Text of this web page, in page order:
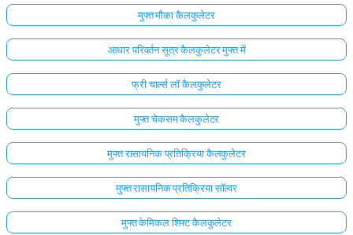
मुफ्त मौका कैलकुलेटर
आधार परिवर्तन सूत्र कैलकुलेटर मुफ्त में
फ्री चार्ल्स लॉ कैलकुलेटर
मुफ्त चेकसम कैलकुलेटर
मुफ्त रासायनिक प्रतिक्रिया कैलकुलेटर
मुफ्त रासायनिक प्रतिक्रिया सॉल्वर
मुफ्त केमिकल शिफ्ट कैलकुलेटर